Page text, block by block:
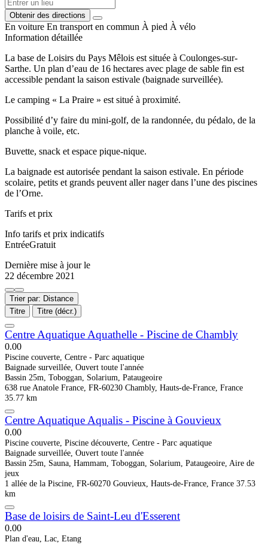
Obtenir des directions
En voiture En transport en commun À pied À vélo
Information détaillée
La base de Loisirs du Pays Mêlois est située à Coulonges-sur-
Sarthe. Un plan d’eau de 16 hectares avec plage de sable fin est
accessible pendant la saison estivale (baignade surveillée).
Le camping « La Praire » est situé à proximité.
Possibilité d’y faire du mini-golf, de la randonnée, du pédalo, de la
planche à voile, etc.
Buvette, snack et espace pique-nique.
La baignade est autorisée pendant la saison estivale. En période
scolaire, petits et grands peuvent aller nager dans l’une des piscines
de l’Orne.
Tarifs et prix
Info tarifs et prix indicatifs
EntréeGratuit
Dernière mise à jour le
22 décembre 2021
Trier par: Distance
Titre
Titre (décr.)
Centre Aquatique Aquathelle - Piscine de Chambly
0.00
Piscine couverte, Centre - Parc aquatique
Baignade surveillée, Ouvert toute l'année
Bassin 25m, Toboggan, Solarium, Pataugeoire
638 rue Anatole France, FR-60230 Chambly, Hauts-de-France, France
35.77 km
Centre Aquatique Aqualis - Piscine à Gouvieux
0.00
Piscine couverte, Piscine découverte, Centre - Parc aquatique
Baignade surveillée, Ouvert toute l'année
Bassin 25m, Sauna, Hammam, Toboggan, Solarium, Pataugeoire, Aire de
jeux
1 allée de la Piscine, FR-60270 Gouvieux, Hauts-de-France, France 37.53
km
Base de loisirs de Saint-Leu d'Esserent
0.00
Plan d'eau, Lac, Etang